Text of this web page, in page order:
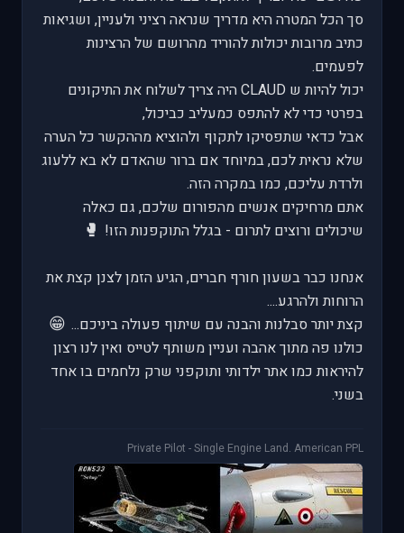
סך הכל המטרה היא מדריך שנראה רציני ולעניין, ושגיאות
כתיב מרובות יכולות להוריד מהרושם של הרצינות
לפעמים.
יכול להיות ש CLAUD היה צריך לשלוח את התיקונים
בפרטי כדי לא להתפס כמעליב כביכול,
אבל כדאי שתפסיקו לתקוף ולהוציא מההקשר כל הערה
שלא נראית לכם, במיוחד אם ברור שהאדם לא בא ללעוג
ולרדת עליכם, כמו במקרה הזה.
אתם מרחיקים אנשים מהפורום שלכם, גם כאלה
שיכולים ורוצים לתרום - בגלל התוקפנות הזו! 🥊
אנחנו כבר בשעון חורף חברים, הגיע הזמן לצנן קצת את
הרוחות ולהרגע....
קצת יותר סבלנות והבנה עם שיתוף פעולה ביניכם... 😁
כולנו פה מתוך אהבה ועניין משותף לטייס ואין לנו רצון
להיראות כמו אתר ילדותי ותוקפני שרק נלחמים בו אחד
בשני.
Private Pilot - Single Engine Land. American PPL